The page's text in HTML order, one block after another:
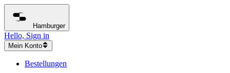
Hamburger
Hello, Sign in
Mein Konto
Bestellungen